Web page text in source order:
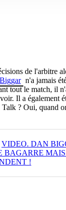
de l'arbitre
n'a jamais
tout le match, il
Il a également
? Oui, quand
VIDEO. DAN
BAGARRE MAIS
!